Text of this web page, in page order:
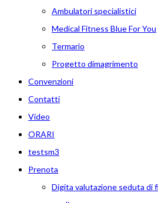
Ambulatori specialistici
Medical Fitness Blue For You
Termario
Progetto dimagrimento
Convenzioni
Contatti
Video
ORARI
testsm3
Prenota
Digita valutazione seduta di